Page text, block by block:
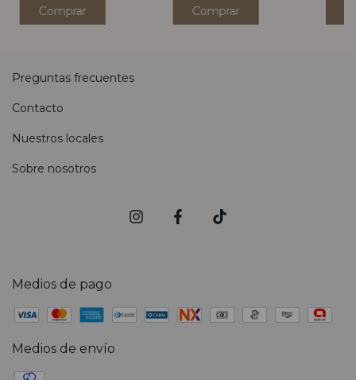
Preguntas frecuentes
Contacto
Nuestros locales
Sobre nosotros
Medios de pago
Medios de envío